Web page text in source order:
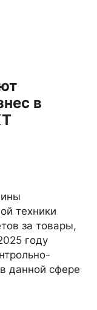
в
техники
за товары,
году
данной сфере